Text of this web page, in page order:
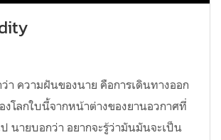
า ความฝันของนาย คือการเดินทางออก
งโลกใบนี้จากหน้าต่างของยานอวกาศที่
นายบอกว่า อยากจะรู้ว่ามันมันจะเป็น